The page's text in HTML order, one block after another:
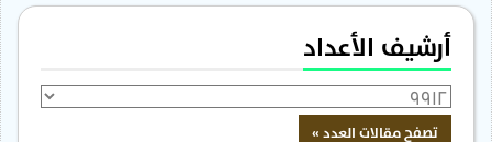
أرشيف الأعداد